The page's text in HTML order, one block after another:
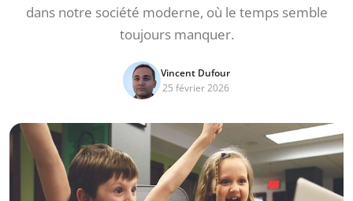
dans notre société moderne, où le temps semble
toujours manquer.
Vincent Dufour
25 février 2026